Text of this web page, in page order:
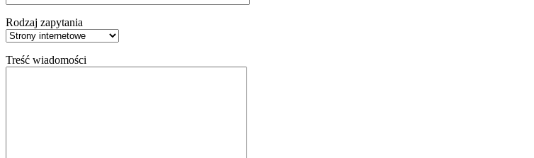
Rodzaj zapytania
Treść wiadomości